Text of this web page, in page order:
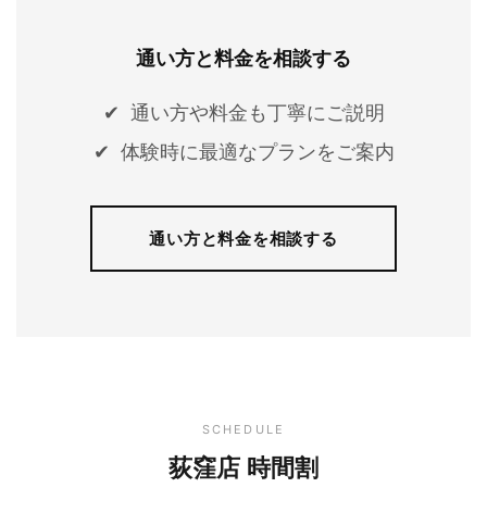
通い方と料金を相談する
通い方や料金も丁寧にご説明
体験時に最適なプランをご案内
通い方と料金を相談する
SCHEDULE
荻窪店 時間割